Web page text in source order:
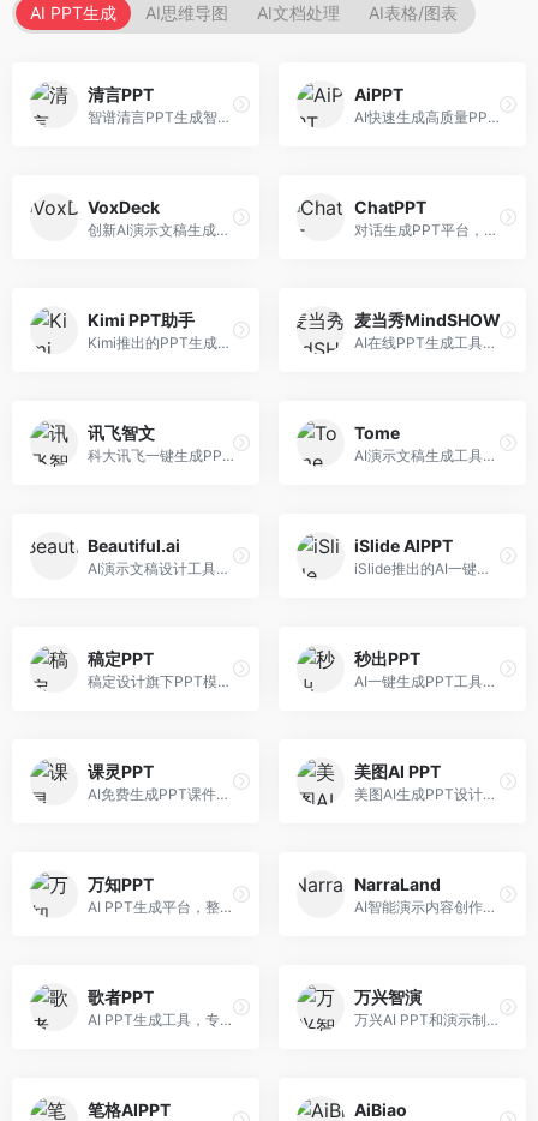
AI PPT生成 AI思维导图 AI文档处理 AI表格/图表
清言PPT
智谱清言PPT生成智能体，基于GLM大模型。面向智谱用户，支持对话生成PPT、内容优化等服务，与智谱生态深度整合。
AiPPT
AI快速生成高质量PPT平台，支持主题定制。面向职场人士和学生，提供一键生成、模板选择、内容优化等服务，PPT制作速度快，设计质量高。
VoxDeck
创新AI演示文稿生成工具，支持语音交互创作。面向职场人士，支持语音输入、PPT生成、内容优化等功能，语音创作体验便捷。
ChatPPT
对话生成PPT平台，支持自然语言交互创作。面向职场人士和教育工作者，通过对话方式完成PPT制作，交互体验友好，创作过程直观。
Kimi PPT助手
Kimi推出的PPT生成智能体，整合长文本处理能力。面向职场人士和学生，支持文档解析、PPT生成、内容优化等服务，与Kimi生态深度整合。
麦当秀MindSHOW
AI在线PPT生成工具，支持思维导图转PPT。面向职场人士，提供思维导图导入、PPT生成、模板选择等服务，思维导图转PPT效率高。
讯飞智文
科大讯飞一键生成PPT和Word工具，整合语音技术。面向职场人士，支持语音输入、文档生成、格式调整等功能，办公效率显著提升。
Tome
AI演示文稿生成工具，专注于故事化演示创作。面向创业者和营销人员，提供故事叙述、视觉设计、内容生成等服务，演示文稿叙事性强。
Beautiful.ai
AI演示文稿设计工具，专注于自动化设计排版。面向职场人士，提供智能排版、模板选择、设计优化等服务，设计美观度高。
iSlide AIPPT
iSlide推出的AI一键设计精美PPT工具。面向PPT设计用户，提供模板库、内容生成、设计优化等服务，与iSlide插件深度整合。
稿定PPT
稿定设计旗下PPT模板资源库，整合AI生成功能。面向设计师和职场人士，提供海量PPT模板、AI内容生成等服务，模板质量高。
秒出PPT
AI一键生成PPT工具，专注于快速演示文稿制作。面向职场人士，支持主题输入、内容生成、模板套用等功能，PPT生成速度快，适合紧急制作场景。
课灵PPT
AI免费生成PPT课件平台，专注于教育场景。面向教师和教育工作者，提供课件生成、教学设计、模板选择等服务，教育适配性强。
美图AI PPT
美图AI生成PPT设计工具，整合图像处理能力。面向设计师和职场人士，提供PPT生成、图片美化、设计优化等服务，视觉设计美观。
万知PPT
AI PPT生成平台，整合知识库与创作功能。面向职场人士，支持内容检索、PPT生成、设计优化等服务，知识整合能力强。
NarraLand
AI智能演示内容创作平台，专注于叙事演示。面向内容创作者，提供故事创作、演示生成、动画设计等服务，演示内容生动有趣。
歌者PPT
AI PPT生成工具，专注于演示文稿智能创作。面向职场人士，支持主题输入、内容生成、设计美化等功能，PPT制作效率高。
万兴智演
万兴AI PPT和演示制作软件，整合视频演示功能。面向职场人士和教育工作者，提供PPT生成、演示录制、视频制作等服务，演示功能完善。
笔格AIPPT AiBiao